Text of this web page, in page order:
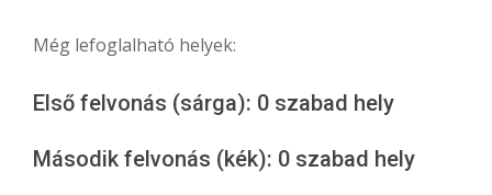
Még lefoglalható helyek:
Első felvonás (sárga): 0 szabad hely
Második felvonás (kék): 0 szabad hely